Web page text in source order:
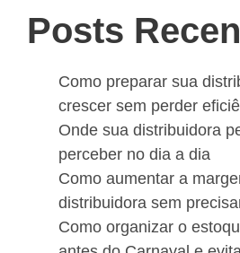
Posts
Como preparar sua
crescer sem perder
Onde sua distribuidora
perceber no dia a dia
Como aumentar a
distribuidora sem
Como organizar o